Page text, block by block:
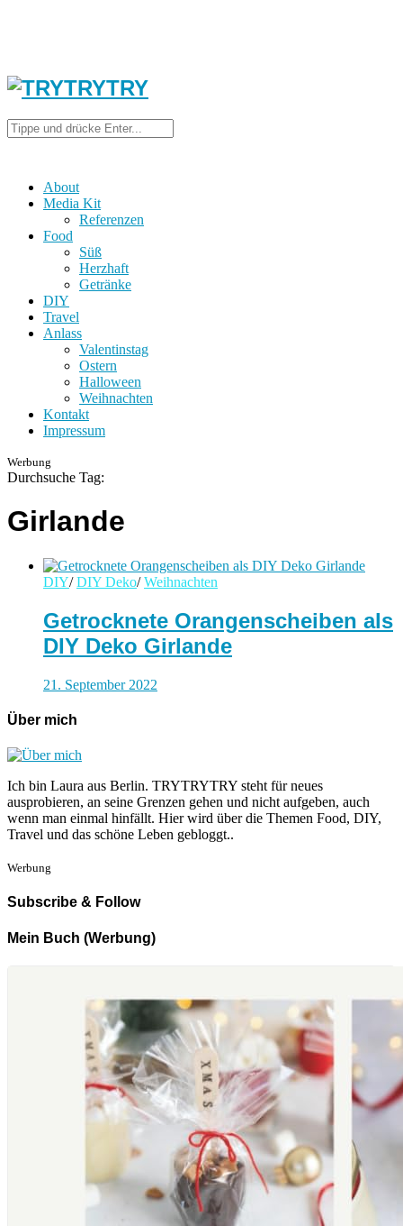
About
Media Kit
Referenzen
Food
Süß
Herzhaft
Getränke
DIY
Travel
Anlass
Valentinstag
Ostern
Halloween
Weihnachten
Kontakt
Impressum
Werbung
Durchsuche Tag:
Girlande
DIY/ DIY Deko/ Weihnachten
Getrocknete Orangenscheiben als
DIY Deko Girlande
21. September 2022
Über mich
Ich bin Laura aus Berlin. TRYTRYTRY steht für neues
ausprobieren, an seine Grenzen gehen und nicht aufgeben, auch
wenn man einmal hinfällt. Hier wird über die Themen Food, DIY,
Travel und das schöne Leben gebloggt..
Werbung
Subscribe & Follow
Mein Buch (Werbung)